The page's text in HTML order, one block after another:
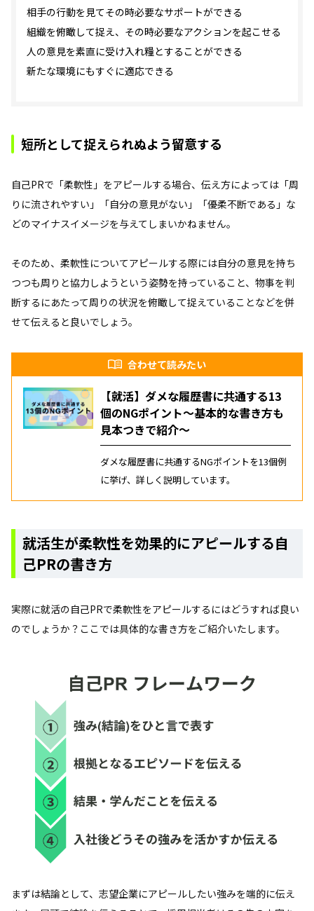
相手の行動を見てその時必要なサポートができる
組織を俯瞰して捉え、その時必要なアクションを起こせる
人の意見を素直に受け入れ糧とすることができる
新たな環境にもすぐに適応できる
短所として捉えられぬよう留意する
自己PRで「柔軟性」をアピールする場合、伝え方によっては「周
りに流されやすい」「自分の意見がない」「優柔不断である」な
どのマイナスイメージを与えてしまいかねません。
そのため、柔軟性についてアピールする際には自分の意見を持ち
つつも周りと協力しようという姿勢を持っていること、物事を判
断するにあたって周りの状況を俯瞰して捉えていることなどを併
せて伝えると良いでしょう。
合わせて読みたい
【就活】ダメな履歴書に共通する13
個のNGポイント～基本的な書き方も
見本つきで紹介～
ダメな履歴書に共通するNGポイントを13個例
に挙げ、詳しく説明しています。
就活生が柔軟性を効果的にアピールする自
己PRの書き方
実際に就活の自己PRで柔軟性をアピールするにはどうすれば良い
のでしょうか？ここでは具体的な書き方をご紹介いたします。
まずは結論として、志望企業にアピールしたい強みを端的に伝え